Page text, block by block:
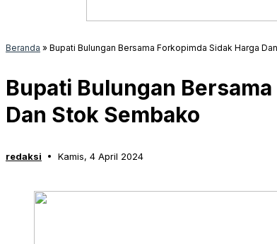
Beranda » Bupati Bulungan Bersama Forkopimda Sidak Harga
Bupati Bulungan
Dan Stok Sembako
redaksi Kamis, 4 April 2024